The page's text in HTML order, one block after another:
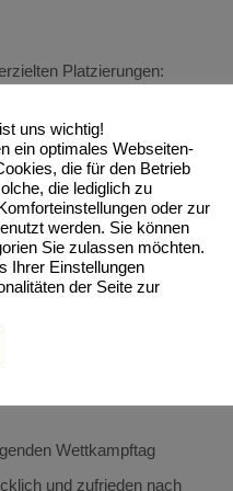
Platzierungen:
5. Platz
C: 4. Platz
Platz
2. Platz
Wettkampftag
und zufrieden nach
uns wichtig!
ein optimales Webseiten-
die für den Betrieb
die lediglich zu
oder zur
werden. Sie können
Sie zulassen möchten.
Ihrer Einstellungen
der Seite zur